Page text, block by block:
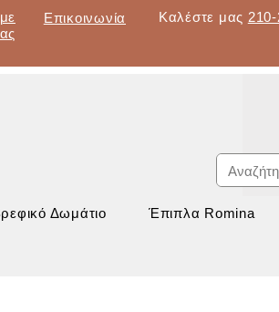
Επικοινωνία Καλέστε μας
Βρεφανάπτυξη
Δωμάτιο Έπιπλα Romina